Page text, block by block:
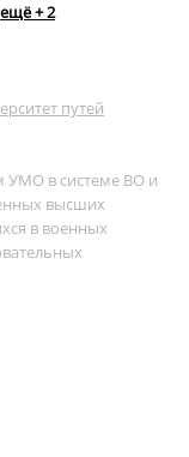
ещё + 2
путей
УМО в системе ВО и
высших
в военных